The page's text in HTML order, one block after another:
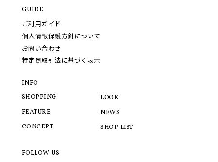
GUIDE
ご利用ガイド
個人情報保護方針について
お問い合わせ
特定商取引法に基づく表示
INFO
SHOPPING
FEATURE
CONCEPT
LOOK
NEWS
SHOP LIST
FOLLOW US